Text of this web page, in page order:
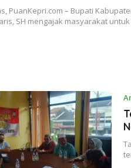
PuanKepri.com – Bupati
SH mengajak masyarakat